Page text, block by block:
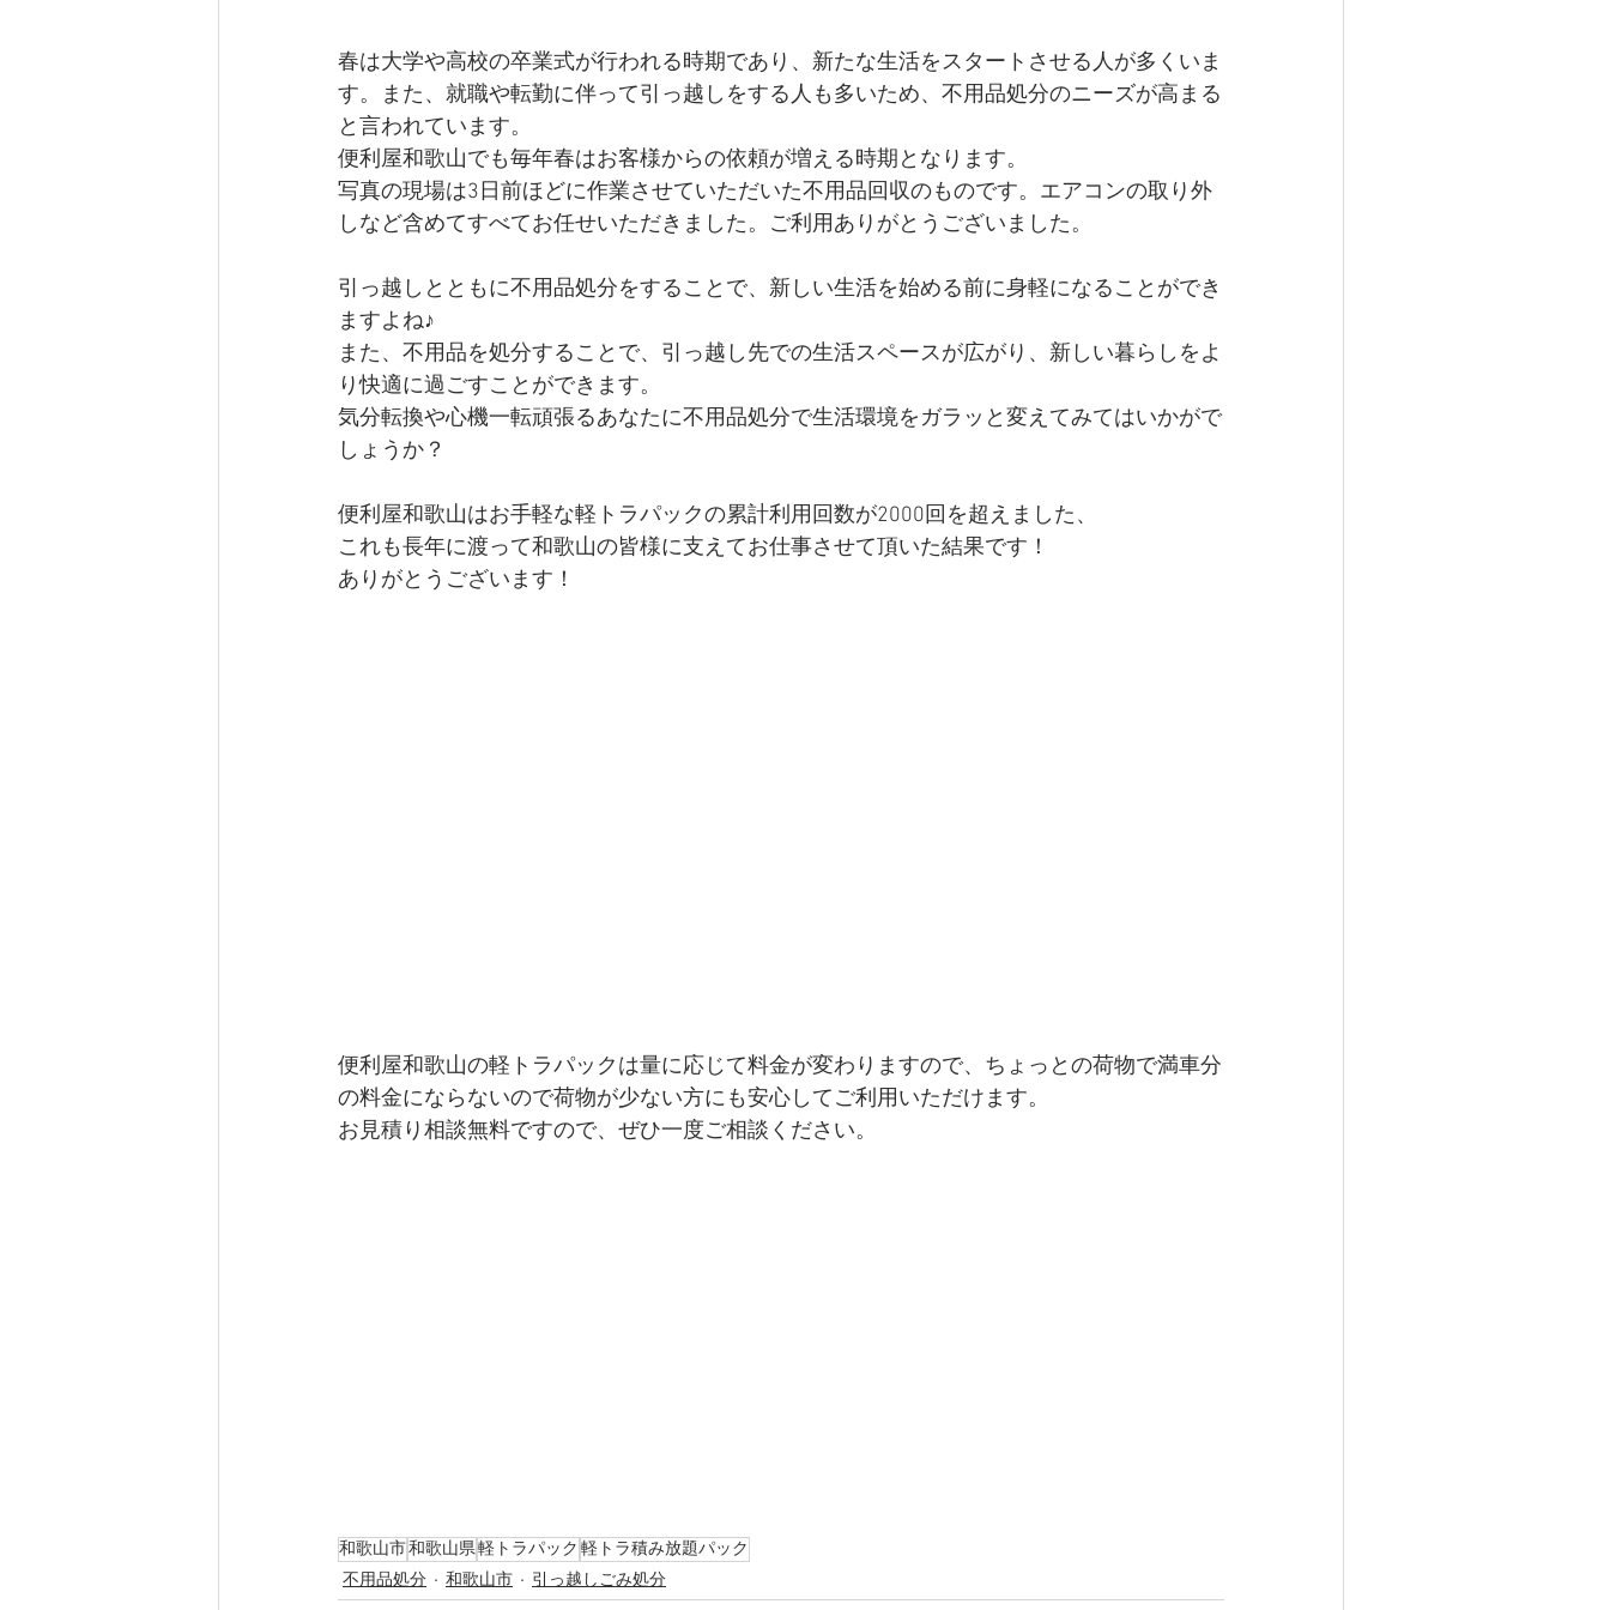
春は大学や高校の卒業式が行われる時期であり、新たな生活をスタートさせる人が多くいま
す。また、就職や転勤に伴って引っ越しをする人も多いため、不用品処分のニーズが高まる
と言われています。
便利屋和歌山でも毎年春はお客様からの依頼が増える時期となります。
写真の現場は3日前ほどに作業させていただいた不用品回収のものです。エアコンの取り外
しなど含めてすべてお任せいただきました。ご利用ありがとうございました。
引っ越しとともに不用品処分をすることで、新しい生活を始める前に身軽になることができ
ますよね♪
また、不用品を処分することで、引っ越し先での生活スペースが広がり、新しい暮らしをよ
り快適に過ごすことができます。
気分転換や心機一転頑張るあなたに不用品処分で生活環境をガラッと変えてみてはいかがで
しょうか？
便利屋和歌山はお手軽な軽トラパックの累計利用回数が2000回を超えました、
これも長年に渡って和歌山の皆様に支えてお仕事させて頂いた結果です！
ありがとうございます！
便利屋和歌山の軽トラパックは量に応じて料金が変わりますので、ちょっとの荷物で満車分
の料金にならないので荷物が少ない方にも安心してご利用いただけます。
お見積り相談無料ですので、ぜひ一度ご相談ください。
和歌山市和歌山県軽トラパック 軽トラ積み放題パック
不用品処分
和歌山市 引っ越しごみ処分